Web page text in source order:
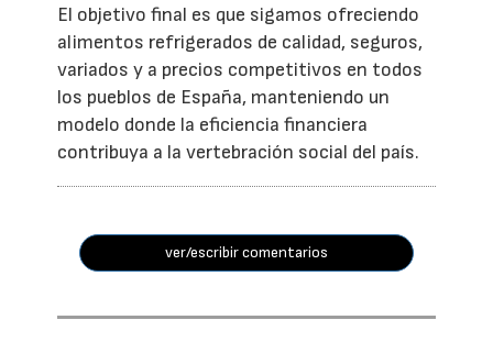
El objetivo final es que sigamos ofreciendo
alimentos refrigerados de calidad, seguros,
variados y a precios competitivos en todos
los pueblos de España, manteniendo un
modelo donde la eficiencia financiera
contribuya a la vertebración social del país.
ver/escribir comentarios